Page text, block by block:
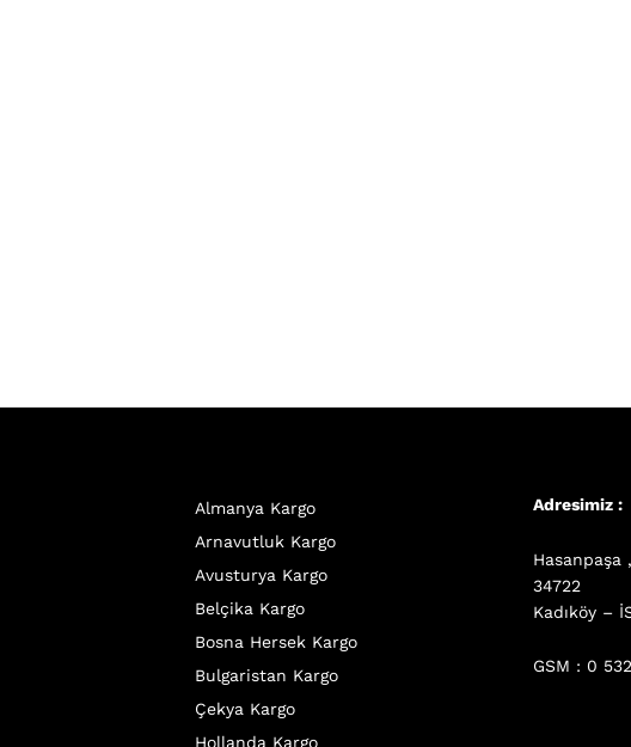
Almanya Kargo
Arnavutluk Kargo
Avusturya Kargo
Belçika Kargo
Bosna Hersek Kargo
Bulgaristan Kargo
Çekya Kargo
Hollanda Kargo
Adresimiz :
34722
Kadıköy –
GSM : 0